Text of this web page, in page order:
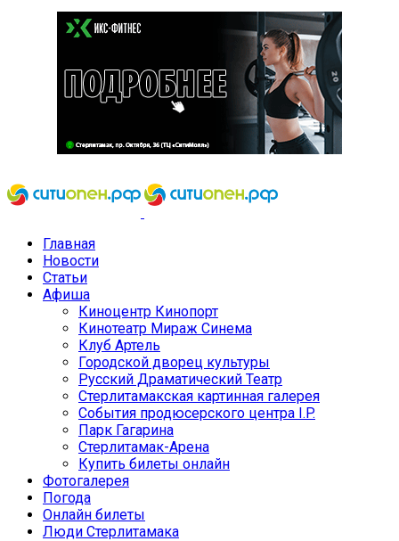
Главная
Новости
Статьи
Афиша
Киноцентр Кинопорт
Кинотеатр Мираж Синема
Клуб Артель
Городской дворец культуры
Русский Драматический Театр
Стерлитамакская картинная галерея
События продюсерского центра I.P.
Парк Гагарина
Стерлитамак-Арена
Купить билеты онлайн
Фотогалерея
Погода
Онлайн билеты
Люди Стерлитамака